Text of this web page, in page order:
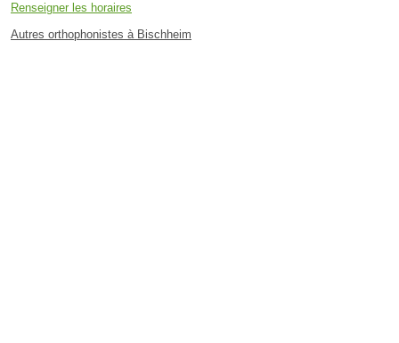
Renseigner les horaires
Autres orthophonistes à Bischheim